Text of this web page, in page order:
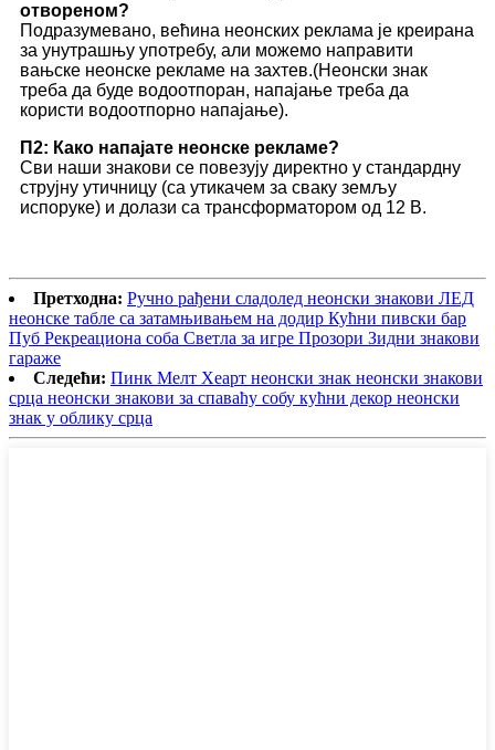
отвореном?
Подразумевано, већина неонских реклама је креирана
за унутрашњу употребу, али можемо направити
вањске неонске рекламе на захтев.(Неонски знак
треба да буде водоотпоран, напајање треба да
користи водоотпорно напајање).
П2: Како напајате неонске рекламе?
Сви наши знакови се повезују директно у стандардну
струјну утичницу (са утикачем за сваку земљу
испоруке) и долази са трансформатором од 12 В.
Претходна: Ручно рађени сладолед неонски знакови ЛЕД
неонске табле са затамњивањем на додир Кућни пивски бар
Пуб Рекреациона соба Светла за игре Прозори Зидни знакови
гараже
Следећи: Пинк Мелт Хеарт неонски знак неонски знакови
срца неонски знакови за спаваћу собу кућни декор неонски
знак у облику срца